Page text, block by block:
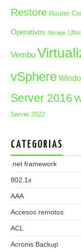
Restore Router
Operativos Storage
Vembu
vSphere
Server 2016
Server 2022
CATEGORIAS
.net framework
802.1x
AAA
Accesos remotos
ACL
Acronis Backup